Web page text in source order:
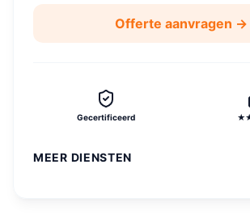
Offerte aanvragen →
Gecertificeerd
MEER DIENSTEN